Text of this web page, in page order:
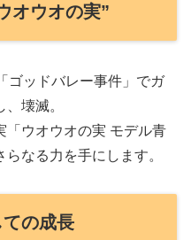
オウオの実”
ゴッドバレー事件」でガ
壊滅。
「ウオウオの実 モデル青
なる力を手にします。
の成長